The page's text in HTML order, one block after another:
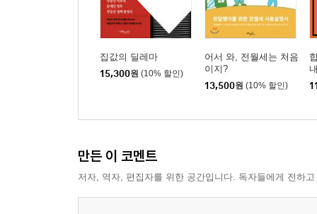
집값의 딜레마
15,300원 (10% 할인)
어서 와, 전월세는 처음
이지?
13,500원 (10% 할인)
만든 이 코멘트
저자, 역자, 편집자를 위한 공간입니다. 독자들에게 전하